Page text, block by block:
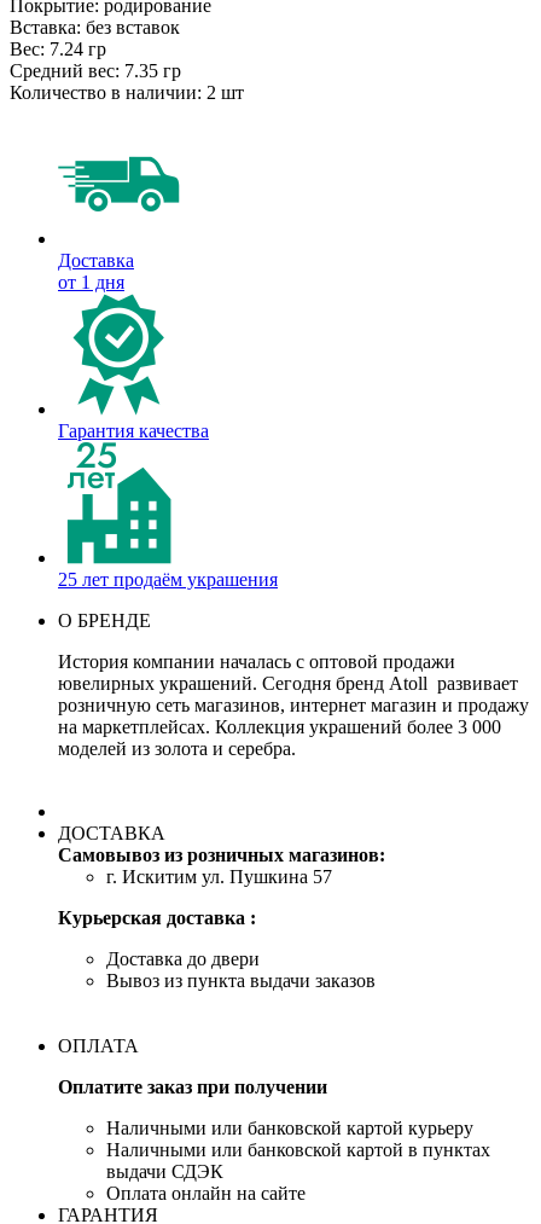
Покрытие: родирование
Вставка: без вставок
Вес: 7.24 гр
Средний вес: 7.35 гр
Количество в наличии: 2 шт
Доставка
от 1 дня
Гарантия качества
25 лет продаём украшения
О БРЕНДЕ
История компании началась с оптовой продажи
ювелирных украшений. Сегодня бренд Atoll развивает
розничную сеть магазинов, интернет магазин и продажу
на маркетплейсах. Коллекция украшений более 3 000
моделей из золота и серебра.
ДОСТАВКА
Самовывоз из розничных магазинов:
г. Искитим ул. Пушкина 57
Курьерская доставка :
Доставка до двери
Вывоз из пункта выдачи заказов
ОПЛАТА
Оплатите заказ при получении
Наличными или банковской картой курьеру
Наличными или банковской картой в пунктах
выдачи СДЭК
Оплата онлайн на сайте
ГАРАНТИЯ